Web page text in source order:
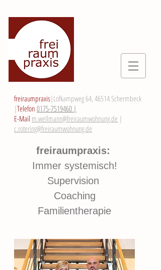
freiraumpraxis|Lofkampweg 64, 46514 Schermbeck
|Telefon 0175-7519460 |
E-Mail m.wellmann@freiraumwohnung.de |
c.rotering@freiraumwohnung.de
freiraumpraxis:
Immer systemisch!
Supervision
Coaching
Familientherapie